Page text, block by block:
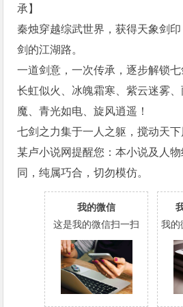
承】
秦烛穿越综武世界，获得天象剑
剑的江湖路。
一道剑意，一次传承，逐步解锁七
长虹似火、冰魄霜寒、紫云迷雾
魔、青光如电、旋风逍遥！
七剑之力集于一人之躯，搅动天下
某卢小说网提醒您：本小说及人
同，纯属巧合，切勿模仿。
我的微信
这是我的微信扫一扫
我的